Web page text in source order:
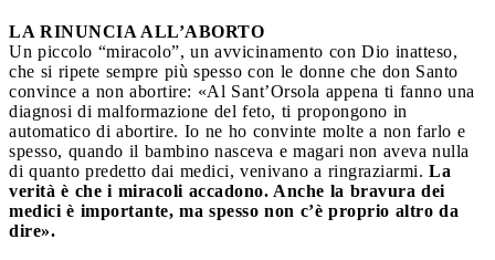
LA RINUNCIA ALL’ABORTO
Un piccolo “miracolo”, un avvicinamento con Dio inatteso,
che si ripete sempre più spesso con le donne che don Santo
convince a non abortire: «Al Sant’Orsola appena ti fanno una
diagnosi di malformazione del feto, ti propongono in
automatico di abortire. Io ne ho convinte molte a non farlo e
spesso, quando il bambino nasceva e magari non aveva nulla
di quanto predetto dai medici, venivano a ringraziarmi. La
verità è che i miracoli accadono. Anche la bravura dei
medici è importante, ma spesso non c’è proprio altro da
dire».